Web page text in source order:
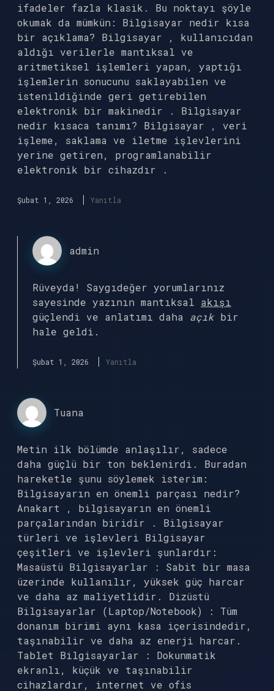
ifadeler fazla klasik. Bu noktayı şöyle
okumak da mümkün: Bilgisayar nedir kısa
bir açıklama? Bilgisayar , kullanıcıdan
aldığı verilerle mantıksal ve
aritmetiksel işlemleri yapan, yaptığı
işlemlerin sonucunu saklayabilen ve
istenildiğinde geri getirebilen
elektronik bir makinedir . Bilgisayar
nedir kısaca tanımı? Bilgisayar , veri
işleme, saklama ve iletme işlevlerini
yerine getiren, programlanabilir
elektronik bir cihazdır .
Şubat 1, 2026 Yanıtla
admin
Rüveyda! Saygıdeğer yorumlarınız
sayesinde yazının mantıksal akışı
güçlendi ve anlatımı daha açık bir
hale geldi.
Şubat 1, 2026 Yanıtla
Tuana
Metin ilk bölümde anlaşılır, sadece
daha güçlü bir ton beklenirdi. Buradan
hareketle şunu söylemek isterim:
Bilgisayarın en önemli parçası nedir?
Anakart , bilgisayarın en önemli
parçalarından biridir . Bilgisayar
türleri ve işlevleri Bilgisayar
çeşitleri ve işlevleri şunlardır:
Masaüstü Bilgisayarlar : Sabit bir masa
üzerinde kullanılır, yüksek güç harcar
ve daha az maliyetlidir. Dizüstü
Bilgisayarlar (Laptop/Notebook) : Tüm
donanım birimi aynı kasa içerisindedir,
taşınabilir ve daha az enerji harcar.
Tablet Bilgisayarlar : Dokunmatik
ekranlı, küçük ve taşınabilir
cihazlardır, internet ve ofis